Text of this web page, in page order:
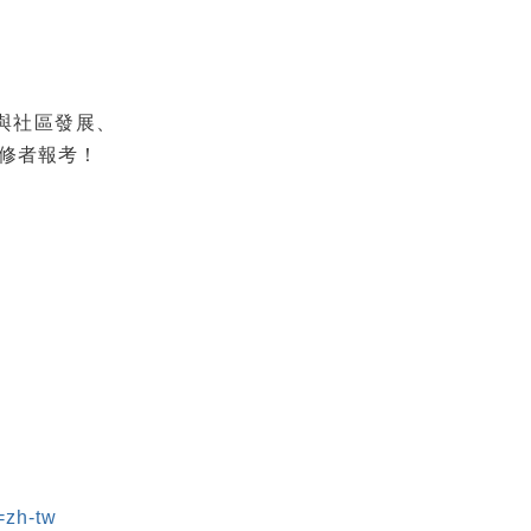
區發展、
者報考！
tw